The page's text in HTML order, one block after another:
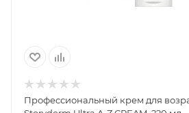
Профессиональный крем для